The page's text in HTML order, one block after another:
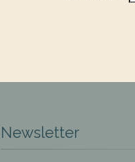
Newsletter